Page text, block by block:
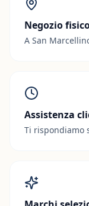
Negozio
A San
Assistenza
Ti rispondiamo